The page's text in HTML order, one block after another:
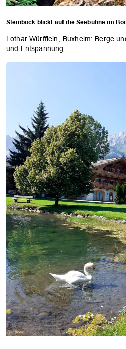
Steinbock blickt auf die Seebühne im
Lothar Würfflein, Buxheim: Berge
und Entspannung.